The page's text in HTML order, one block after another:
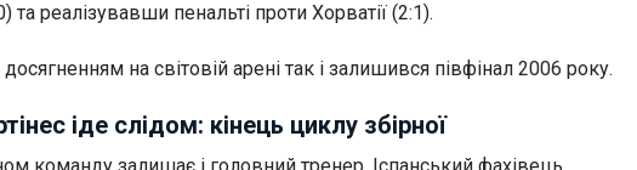
та реалізувавши пенальті проти Хорватії (2:1).
на світовій арені так і залишився півфінал 2006 року.
іде слідом: кінець циклу збірної